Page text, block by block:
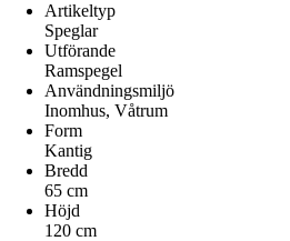
Artikeltyp
Speglar
Utförande
Ramspegel
Användningsmiljö
Inomhus, Våtrum
Form
Kantig
Bredd
65 cm
Höjd
120 cm